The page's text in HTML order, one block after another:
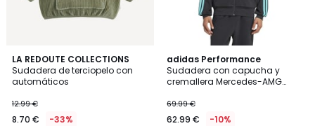
LA REDOUTE COLLECTIONS
Sudadera de terciopelo con
automáticos
12.99 €
8.70 € -33%
5
/
5
adidas Performance
Sudadera con capucha y
cremallera Mercedes-AMG
69.99 €
62.99 € -10%
4,8
/ 5